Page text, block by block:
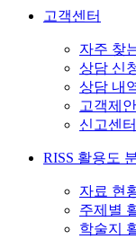
고객센터
자주 찾
상담 신
상담 내
고객제안
신고센터
RISS 활용도
자료 현
주제별
학술지